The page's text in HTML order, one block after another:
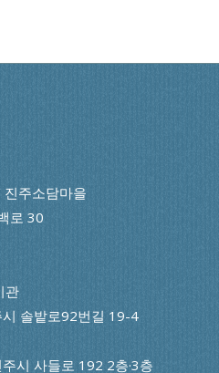
주소담마을
로 30
관
솔밭로92번길 19-4
시 사들로 192 2층·3층